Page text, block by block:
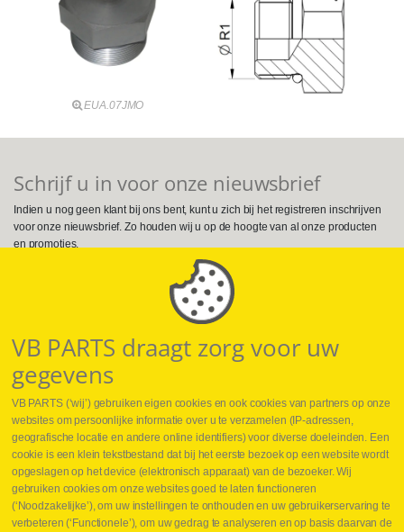
EUA.07JMO
Schrijf u in voor onze nieuwsbrief
Indien u nog geen klant bij ons bent, kunt u zich bij het registreren inschrijven
voor onze nieuwsbrief. Zo houden wij u op de hoogte van al onze producten
en promoties.
Volg ons op Social Media
Webshop
Nieuws
Jobs
Contact
VB PARTS draagt zorg voor uw
gegevens
VB PARTS (‘wij’) gebruiken eigen cookies en ook cookies van partners op onze
websites om persoonlijke informatie over u te verzamelen (IP-adressen,
geografische locatie en andere online identifiers) voor diverse doeleinden. Een
cookie is een klein tekstbestand dat bij het eerste bezoek op een website wordt
opgeslagen op het device (elektronisch apparaat) van de bezoeker. Wij
gebruiken cookies om onze websites goed te laten functioneren
(‘Noodzakelijke’), om uw instellingen te onthouden en uw gebruikerservaring te
verbeteren (‘Functionele’), om uw gedrag te analyseren en op basis daarvan de